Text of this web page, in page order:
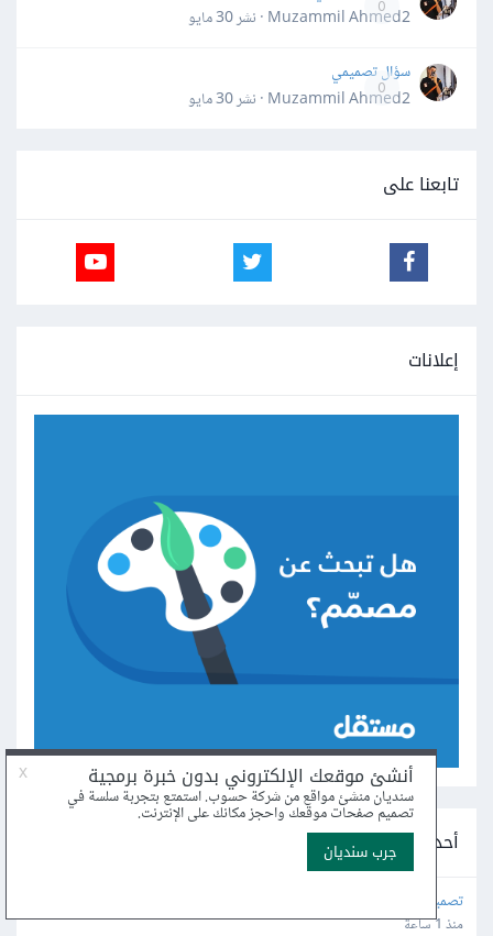
0
Muzammil Ahmed2 · نشر
30 مايو
0
سؤال تصميمي
Muzammil Ahmed2 · نشر
30 مايو
تابعنا على
إعلانات
أحدث مشاريع التصميم على مستقل
تصميم شعار
منذ 1 ساعة